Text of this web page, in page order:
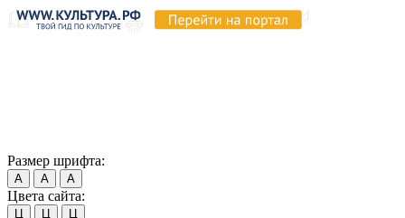
Размер шрифта:
А А А
Цвета сайта:
Ц Ц Ц